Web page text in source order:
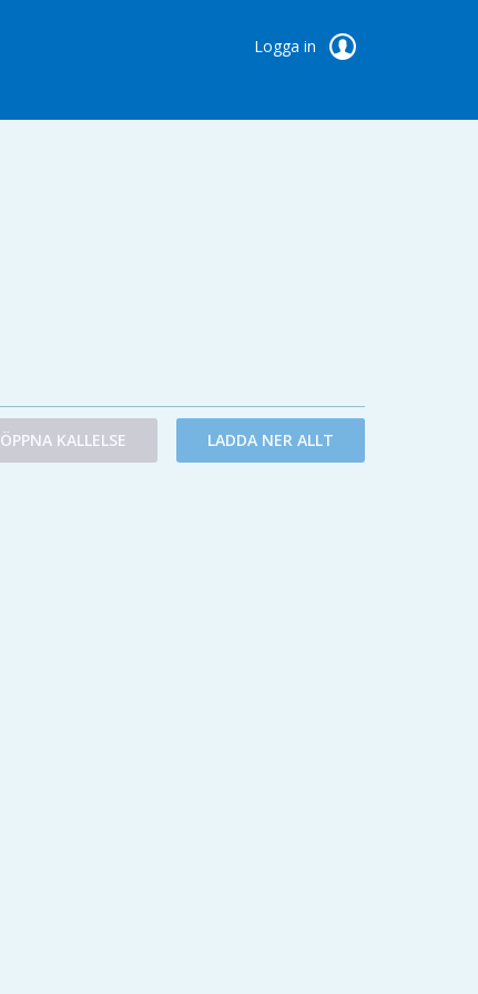
Logga in
ÖPPNA KALLELSE LADDA NER ALLT